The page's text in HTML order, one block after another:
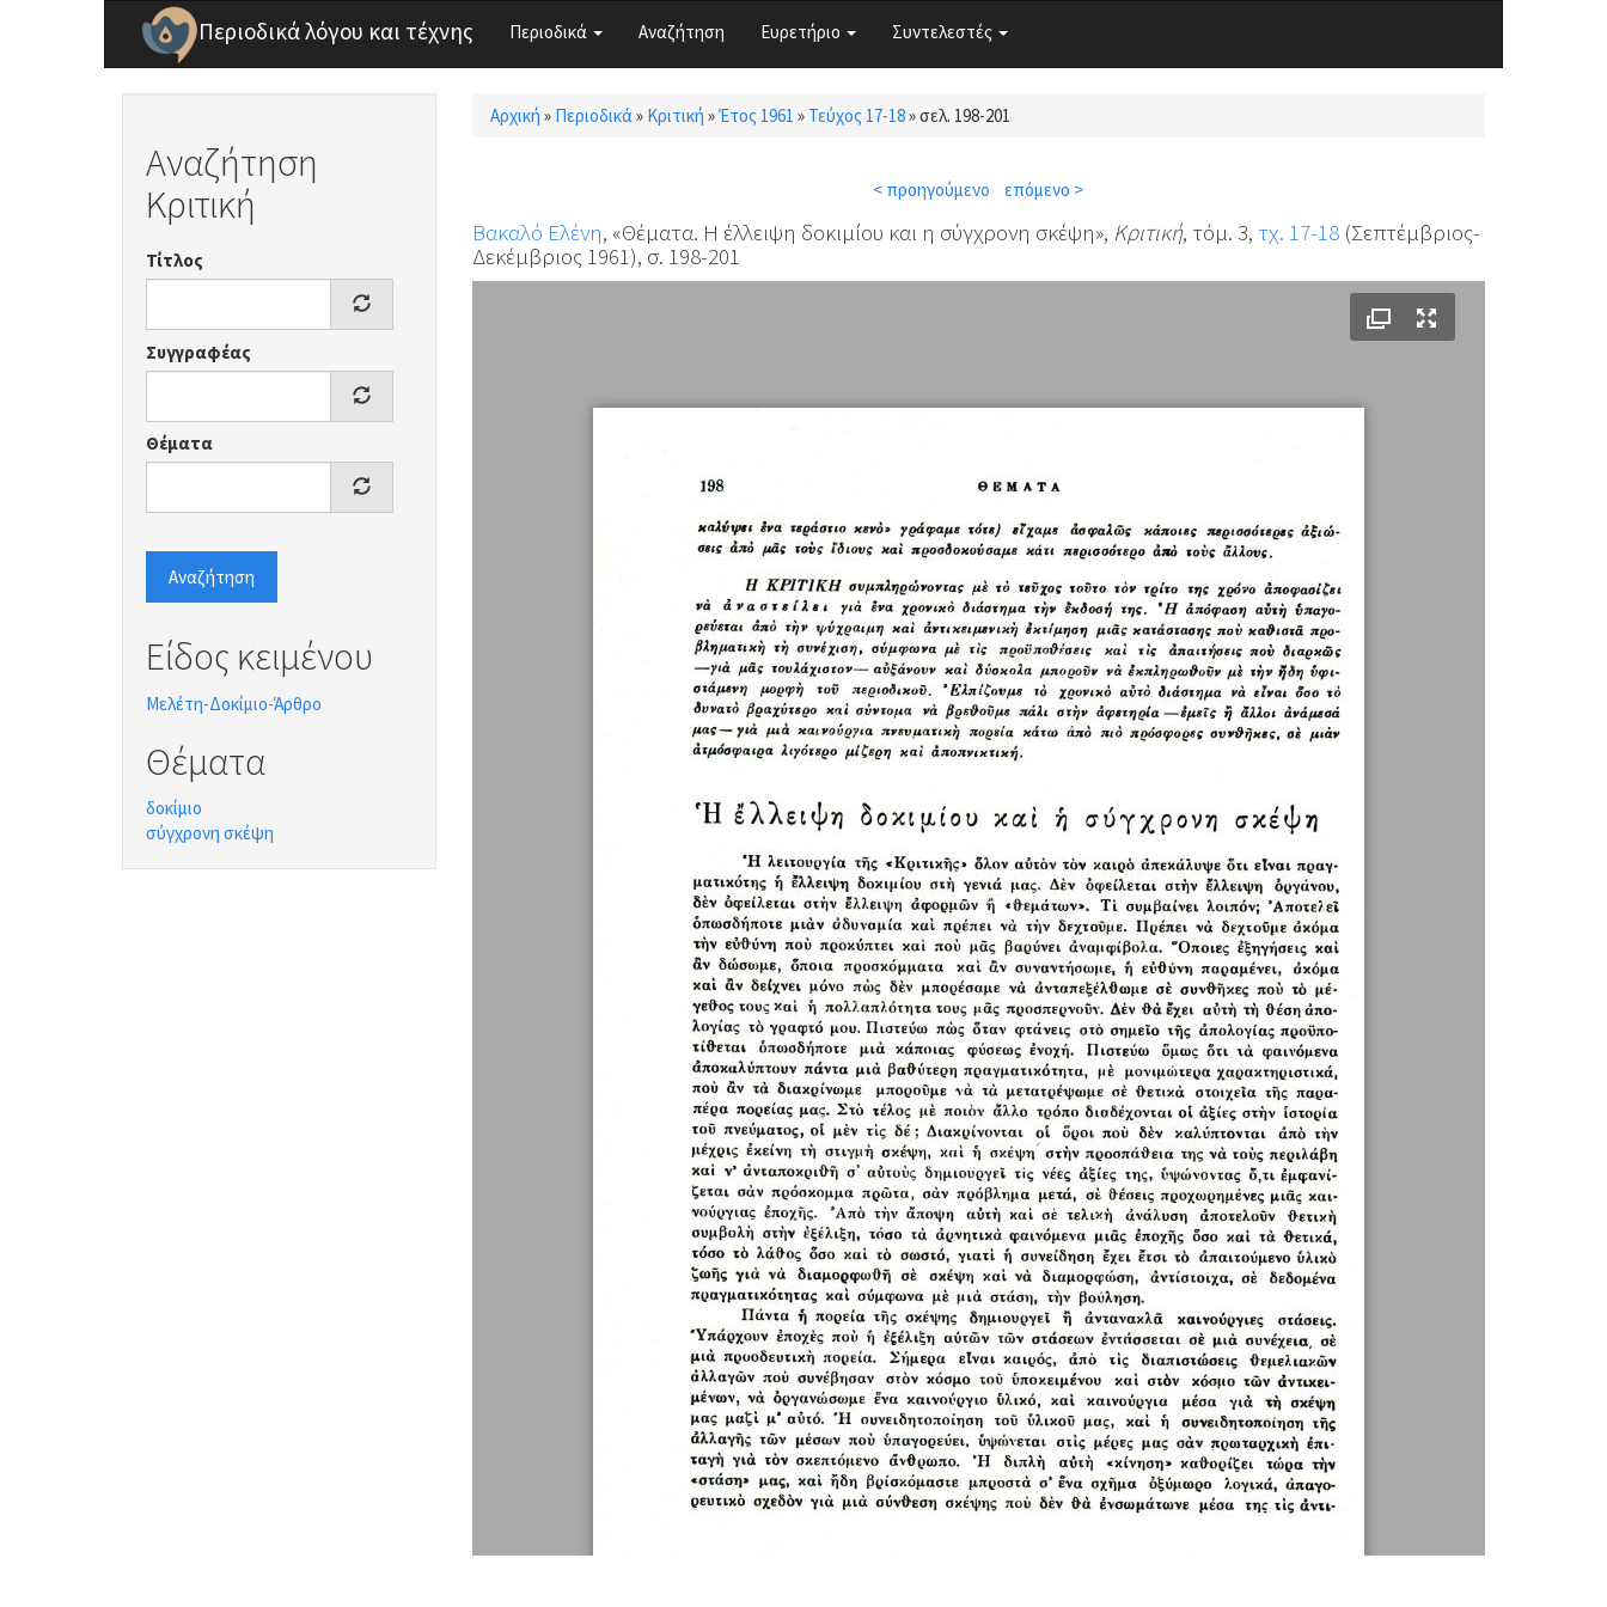
Παράκαμψη προς το κυρίως περιεχόμενο
Περιοδικά λόγου και τέχνης Περιοδικά Αναζήτηση Ευρετήριο Συντελεστές
Αναζήτηση
Κριτική
Τίτλος
Συγγραφέας
Θέματα
Αναζήτηση
Είδος κειμένου
Μελέτη-Δοκίμιο-Άρθρο
Θέματα
δοκίμιο
σύγχρονη σκέψη
Είστε εδώ
Αρχική » Περιοδικά» Κριτική »Έτος 1961 » Τεύχος 17-18»σελ. 198-201
< προηγούμενο επόμενο >
Βακαλό Ελένη, «Θέματα. Η έλλειψη δοκιμίου και η σύγχρονη σκέψη», Κριτική, τόμ. 3, τχ. 17-18(Σεπτέμβριος-
Δεκέμβριος 1961), σ. 198-201